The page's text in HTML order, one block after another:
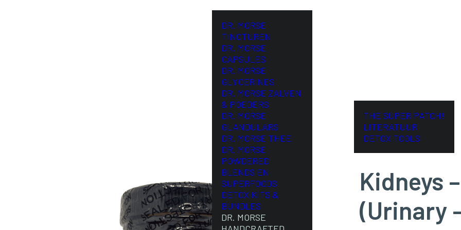
DR. MORSE
TINCTUREN
DR. MORSE
CAPSULES
DR. MORSE
GLYCERINES
DR. MORSE ZALVEN
& POEDERS
DR. MORSE
GLANDULARS
DR. MORSE THEE
DR. MORSE
POWDERED
BLENDS EN
SUPERFOODS
DETOX KITS &
BUNDLES
DR. MORSE
THE SUPER PATCH!
LITERATUUR
DETOX TOOLS
Kidneys
(Urinary